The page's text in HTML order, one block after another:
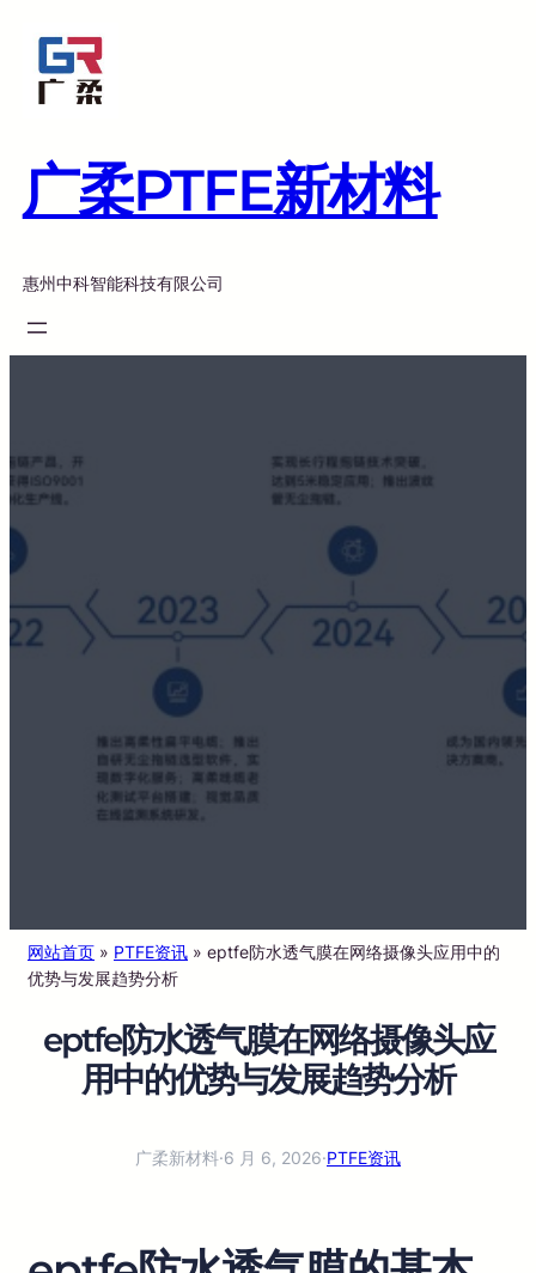
广柔PTFE新材料
惠州中科智能科技有限公司
网站首页 » PTFE资讯 » eptfe防水透气膜在网络摄像头应用中的
优势与发展趋势分析
eptfe防水透气膜在网络摄像头应
用中的优势与发展趋势分析
广柔新材料·6 月 6, 2026·PTFE资讯